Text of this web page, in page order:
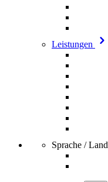
Leistungen
Sprache / Land